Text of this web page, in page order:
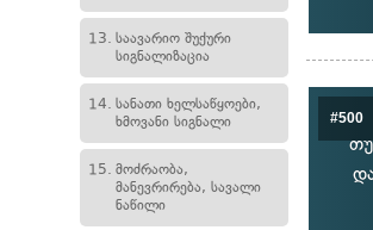
13. საავარიო შუქური
სიგნალიზაცია
14. სანათი ხელსაწყოები,
ხმოვანი სიგნალი
15. მოძრაობა,
მანევრირება, სავალი
ნაწილი
#500